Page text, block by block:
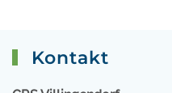
Kontakt